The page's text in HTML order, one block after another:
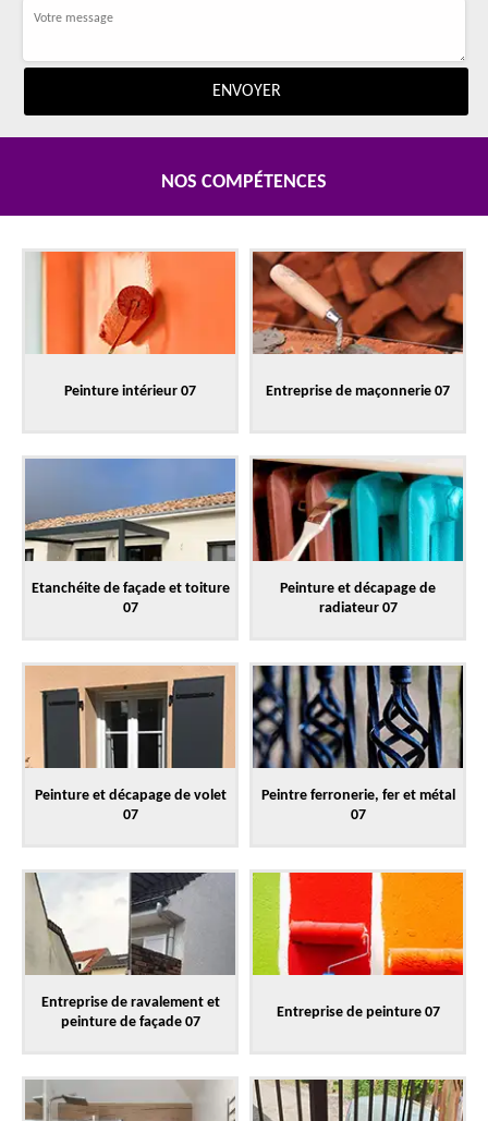
NOS COMPÉTENCES
Peinture intérieur 07 Entreprise de maçonnerie 07
Etanchéite de façade et toiture
07
Peinture et décapage de
radiateur 07
Peinture et décapage de volet
07
Peintre ferronerie, fer et métal
07
Entreprise de ravalement et
peinture de façade 07
Entreprise de peinture 07